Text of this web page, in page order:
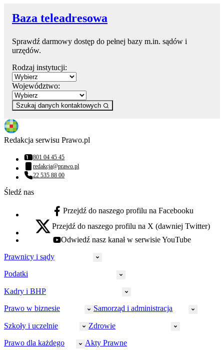
Baza teleadresowa
Sprawdź darmowy dostęp do pełnej bazy m.in. sądów i
urzędów.
Rodzaj instytucji:
Województwo:
Szukaj danych kontaktowych
Redakcja serwisu Prawo.pl
Numer telefonu:
801 04 45 45
Adres email:
redakcja@prawo.pl
Numer telefonu:
22 535 88 00
Śledź nas
facebook - otwiera się w nowej karcie
Przejdź do naszego profilu na Facebooku
x - otwiera się w nowej karcie
Przejdź do naszego profilu na X (dawniej Twitter)
youtube - otwiera się w nowej karcie
Odwiedź nasz kanał w serwisie YouTube
Prawnicy i sądy
Prawnicy
Policja
Strefa aplikanta
Sędziowie
Podatki
CIT
Akcyza
Rachunkowość
Kadry i BHP
HR
Ubezpieczenia społeczne
Prawo w biznesie
Małe i średnie firmy
Samorząd i administracja
Bezpieczeństwo publiczne
Szkoły i uczelnie Zdrowie
Prawo dla każdego Akty Prawne